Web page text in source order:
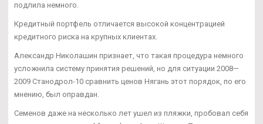
подлила немного.
Кредитный портфель отличается высокой концентрацией
кредитного риска на крупных клиентах.
Александр Николашин признает, что такая процедура немного
усложнила систему принятия решений, но для ситуации 2008—
2009 Станодрол-10 сравнить ценов Нягань этот порядок, по его
мнению, был оправдан.
Семенов даже на несколько лет ушел из пляжки, пробовал себя